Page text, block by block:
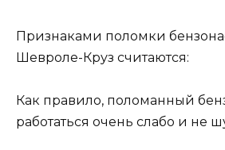
Признаками поломки
Шевроле-Круз считаются:
Как правило, поломанный
работаться очень слабо и не